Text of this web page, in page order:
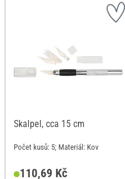
Skalpel, cca 15 cm
Počet kusů: 5; Materiál: Kov
110,69 Kč